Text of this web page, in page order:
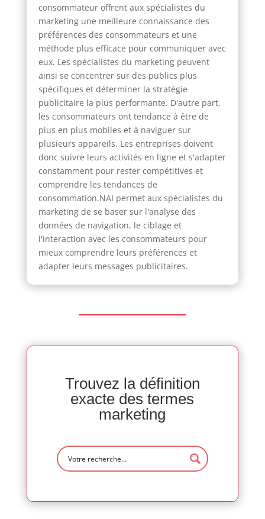
consommateur offrent aux spécialistes du
marketing une meilleure connaissance des
préférences des consommateurs et une
méthode plus efficace pour communiquer avec
eux. Les spécialistes du marketing peuvent
ainsi se concentrer sur des publics plus
spécifiques et déterminer la stratégie
publicitaire la plus performante. D'autre part,
les consommateurs ont tendance à être de
plus en plus mobiles et à naviguer sur
plusieurs appareils. Les entreprises doivent
donc suivre leurs activités en ligne et s'adapter
constamment pour rester compétitives et
comprendre les tendances de
consommation.NAI permet aux spécialistes du
marketing de se baser sur l'analyse des
données de navigation, le ciblage et
l'interaction avec les consommateurs pour
mieux comprendre leurs préférences et
adapter leurs messages publicitaires.
Trouvez la définition
exacte des termes
marketing